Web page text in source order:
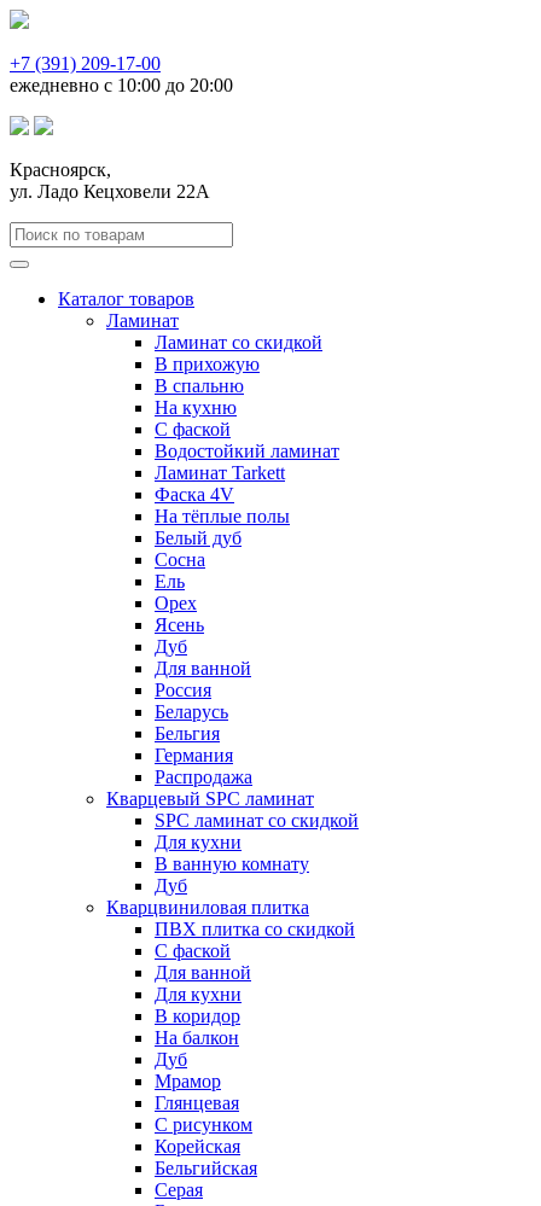
+7 (391) 209-17-00
ежедневно с 10:00 до 20:00
Красноярск,
ул. Ладо Кецховели 22А
Каталог товаров
Ламинат
Ламинат со скидкой
В прихожую
В спальню
На кухню
С фаской
Водостойкий ламинат
Ламинат Tarkett
Фаска 4V
На тёплые полы
Белый дуб
Сосна
Ель
Орех
Ясень
Дуб
Для ванной
Россия
Беларусь
Бельгия
Германия
Распродажа
Кварцевый SPC ламинат
SPC ламинат со скидкой
Для кухни
В ванную комнату
Дуб
Кварцвиниловая плитка
ПВХ плитка со скидкой
С фаской
Для ванной
Для кухни
В коридор
На балкон
Дуб
Мрамор
Глянцевая
С рисунком
Корейская
Бельгийская
Серая